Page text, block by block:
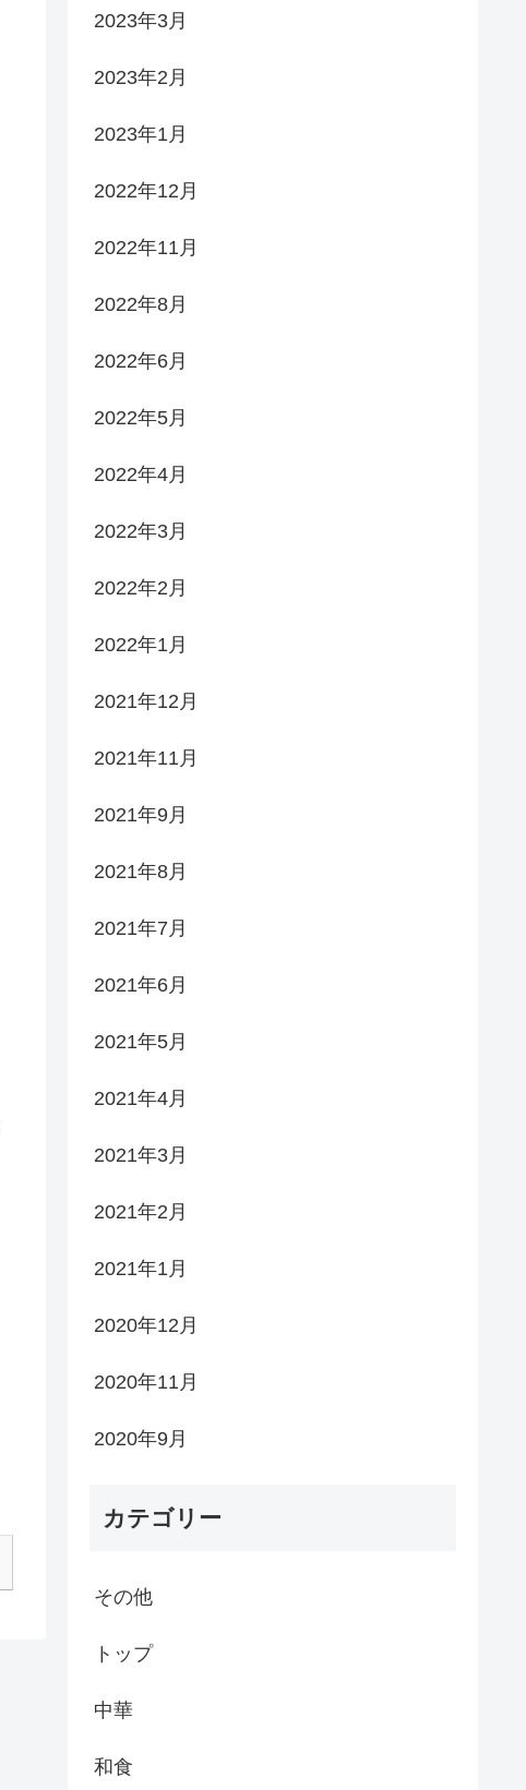
2023年3月
2023年2月
2023年1月
2022年12月
2022年11月
2022年8月
2022年6月
2022年5月
2022年4月
2022年3月
2022年2月
2022年1月
2021年12月
2021年11月
2021年9月
2021年8月
2021年7月
2021年6月
2021年5月
2021年4月
2021年3月
2021年2月
2021年1月
2020年12月
2020年11月
2020年9月
カテゴリー
その他
トップ
中華
和食